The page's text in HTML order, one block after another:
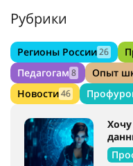
Рубрики
Регионы России26
Педагогам 8 Опыт
Новости46